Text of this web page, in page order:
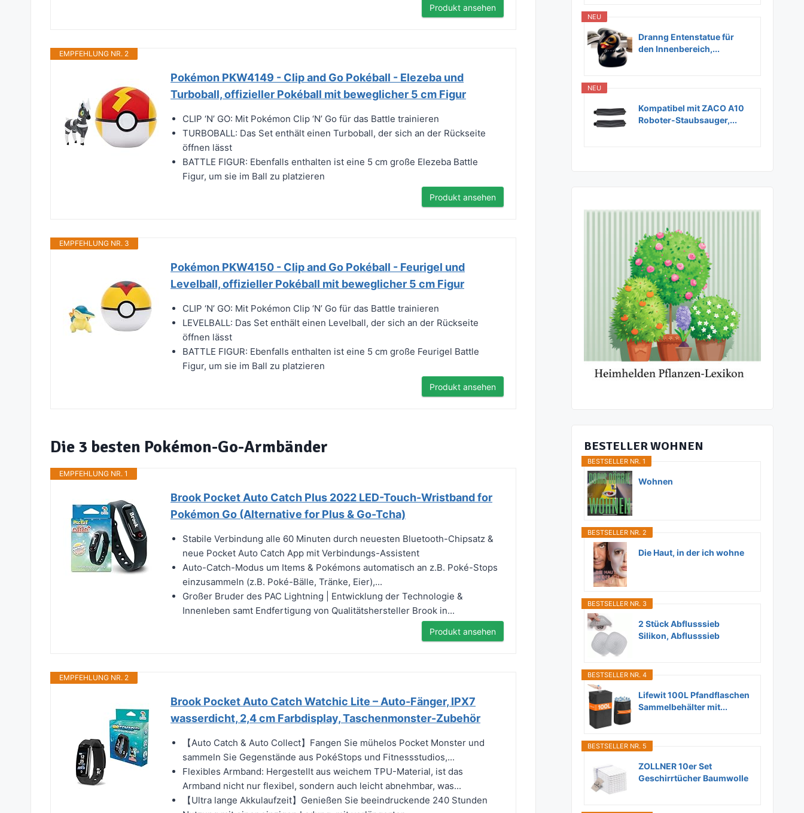
Produkt ansehen
EMPFEHLUNG NR. 2
Pokémon PKW4149 - Clip and Go Pokéball - Elezeba und
Turboball, offizieller Pokéball mit beweglicher 5 cm Figur
CLIP ‘N’ GO: Mit Pokémon Clip ‘N’ Go für das Battle trainieren
TURBOBALL: Das Set enthält einen Turboball, der sich an der Rückseite
öffnen lässt
BATTLE FIGUR: Ebenfalls enthalten ist eine 5 cm große Elezeba Battle
Figur, um sie im Ball zu platzieren
Produkt ansehen
EMPFEHLUNG NR. 3
Pokémon PKW4150 - Clip and Go Pokéball - Feurigel und
Levelball, offizieller Pokéball mit beweglicher 5 cm Figur
CLIP ‘N’ GO: Mit Pokémon Clip ‘N’ Go für das Battle trainieren
LEVELBALL: Das Set enthält einen Levelball, der sich an der Rückseite
öffnen lässt
BATTLE FIGUR: Ebenfalls enthalten ist eine 5 cm große Feurigel Battle
Figur, um sie im Ball zu platzieren
Produkt ansehen
Die 3 besten Pokémon-Go-Armbänder
EMPFEHLUNG NR. 1
Brook Pocket Auto Catch Plus 2022 LED-Touch-Wristband for
Pokémon Go (Alternative for Plus & Go-Tcha)
Stabile Verbindung alle 60 Minuten durch neuesten Bluetooth-Chipsatz &
neue Pocket Auto Catch App mit Verbindungs-Assistent
Auto-Catch-Modus um Items & Pokémons automatisch an z.B. Poké-Stops
einzusammeln (z.B. Poké-Bälle, Tränke, Eier),...
Großer Bruder des PAC Lightning | Entwicklung der Technologie &
Innenleben samt Endfertigung von Qualitätshersteller Brook in...
Produkt ansehen
EMPFEHLUNG NR. 2
Brook Pocket Auto Catch Watchic Lite – Auto-Fänger, IPX7
wasserdicht, 2,4 cm Farbdisplay, Taschenmonster-Zubehör
【Auto Catch & Auto Collect】Fangen Sie mühelos Pocket Monster und
sammeln Sie Gegenstände aus PokéStops und Fitnessstudios,...
Flexibles Armband: Hergestellt aus weichem TPU-Material, ist das
Armband nicht nur flexibel, sondern auch leicht abnehmbar, was...
【Ultra lange Akkulaufzeit】Genießen Sie beeindruckende 240 Stunden
NEU
Dranng Entenstatue für
den Innenbereich,...
NEU
Kompatibel mit ZACO A10
Roboter-Staubsauger,...
BESTELLER WOHNEN
BESTSELLER NR. 1
Wohnen
BESTSELLER NR. 2
Die Haut, in der ich wohne
BESTSELLER NR. 3
2 Stück Abflusssieb
Silikon, Abflusssieb
BESTSELLER NR. 4
Lifewit 100L Pfandflaschen
Sammelbehälter mit...
BESTSELLER NR. 5
ZOLLNER 10er Set
Geschirrtücher Baumwolle